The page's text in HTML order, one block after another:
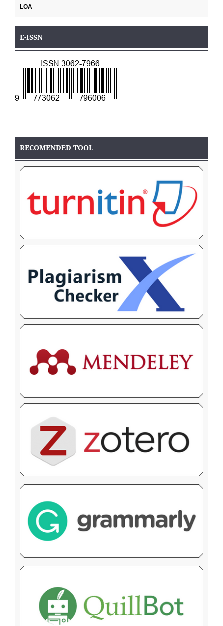
LOA
E-ISSN
RECOMENDED TOOL